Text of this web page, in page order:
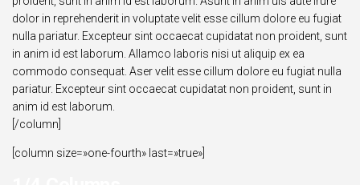
dolor in reprehenderit in voluptate velit esse cillum dolore eu fugiat
nulla pariatur. Excepteur sint occaecat cupidatat non proident, sunt
in anim id est laborum. Allamco laboris nisi ut aliquip ex ea
commodo consequat. Aser velit esse cillum dolore eu fugiat nulla
pariatur. Excepteur sint occaecat cupidatat non proident, sunt in
anim id est laborum.
[/column]
[column size=»one-fourth» last=»true»]